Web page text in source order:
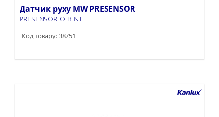
Датчик руху MW PRESENSOR
PRESENSOR-O-B NT
Код товару: 38751